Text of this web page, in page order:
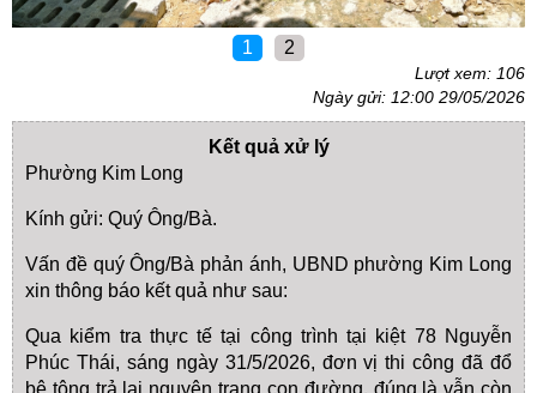
1 2
Lượt xem: 106
Ngày gửi: 12:00 29/05/2026
Kết quả xử lý
Phường Kim Long
Kính gửi: Quý Ông/Bà.
Vấn đề quý Ông/Bà phản ánh, UBND phường Kim Long
xin thông báo kết quả như sau:
Qua kiểm tra thực tế tại công trình tại kiệt 78 Nguyễn
Phúc Thái, sáng ngày 31/5/2026, đơn vị thi công đã đổ